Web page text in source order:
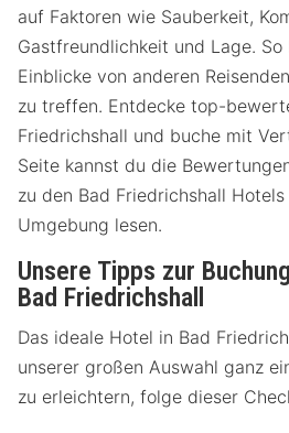
auf Faktoren wie Sauberkeit,
Gastfreundlichkeit und Lage.
Einblicke von anderen
zu treffen. Entdecke top-
Friedrichshall und buche mit
Seite kannst du die
zu den Bad Friedrichshall
Umgebung lesen.
Unsere Tipps zur
Bad Friedrichshall
Das ideale Hotel in Bad
unserer großen Auswahl ganz
zu erleichtern, folge dieser